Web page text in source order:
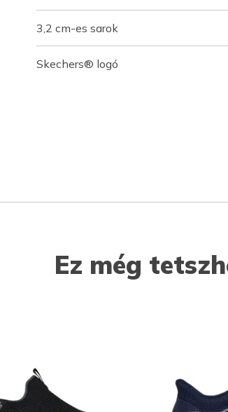
3,2 cm-es sarok
Skechers® logó
Ez még